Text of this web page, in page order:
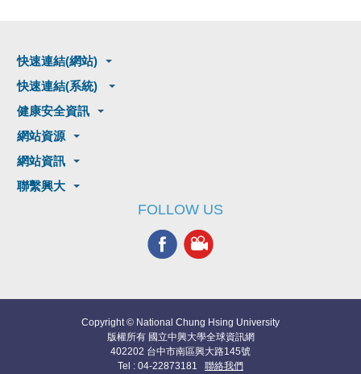
快速連結(網站)
快速連結(系統)
健康安全資訊
網站資源
網站資訊
聯繫興大
FOLLOW US
Copyright © National Chung Hsing University
版權所有 國立中興大學全球資訊網
402202 台中市南區興大路145號
Tel : 04-22873181 聯絡我們